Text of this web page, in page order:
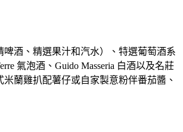
啤酒、精選果汁和汽⽔）、特選葡萄酒系
氣泡酒、Guido Masseria ⽩酒以及名莊
蘭雞扒配薯仔或⾃家製意粉伴番茄醬、